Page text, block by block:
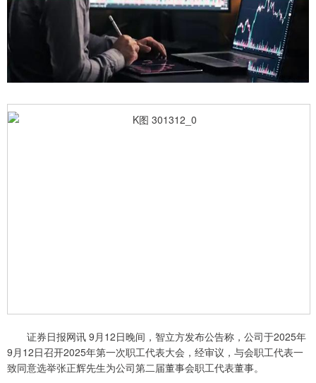
证券日报网讯 9月12日晚间，智立方发布公告称，公司于2025年
9月12日召开2025年第一次职工代表大会，经审议，与会职工代表一
致同意选举张正辉先生为公司第二届董事会职工代表董事。